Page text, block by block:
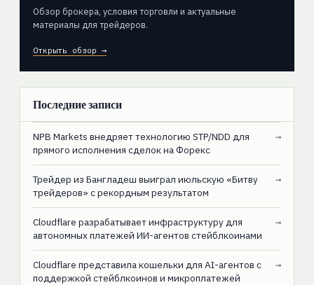
Обзор брокера, условия торговли и актуальные
материалы для трейдеров.
Открыть обзор →
Последние записи
NPB Markets внедряет технологию STP/NDD для
прямого исполнения сделок на Форекс
→
Трейдер из Бангладеш выиграл июльскую «Битву
трейдеров» с рекордным результатом
→
Cloudflare разрабатывает инфраструктуру для
автономных платежей ИИ-агентов стейблкоинами
→
Cloudflare представила кошельки для AI-агентов с
поддержкой стейблкоинов и микроплатежей
→